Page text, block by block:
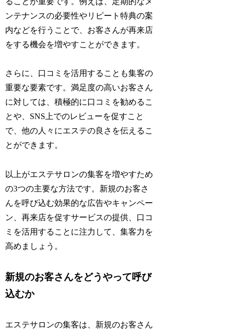
ンテナンスの必要性やリピート特典の案
内などを行うことで、お客さんが再来店
をする機会を増やすことができます。
さらに、口コミを活用することも集客の
重要な要素です。満足度の高いお客さん
に対しては、積極的に口コミを勧めるこ
とや、SNS上でのレビューを促すこと
で、他の人々にエステの良さを伝えるこ
とができます。
以上がエステサロンの集客を増やすため
の3つの主要な方法です。新規のお客さ
んを呼び込む効果的な広告やキャンペー
ン、再来店を促すサービスの提供、口コ
ミを活用することに注力して、集客力を
高めましょう。
新規のお客さんをどうやって呼び
込むか
エステサロンの集客は、新規のお客さん